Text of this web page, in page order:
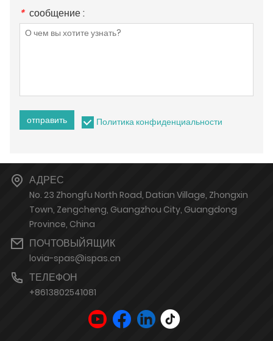
* сообщение :
отправить Политика конфиденциальности
АДРЕС
No. 23 Zhongfu North Road, Datian Village, Zhongxin
Town, Zengcheng, Guangzhou City, Guangdong
Province, China
ПОЧТОВЫЙЯЩИК
lovia-spas@ispas.cn
ТЕЛЕФОН
+8613802541081